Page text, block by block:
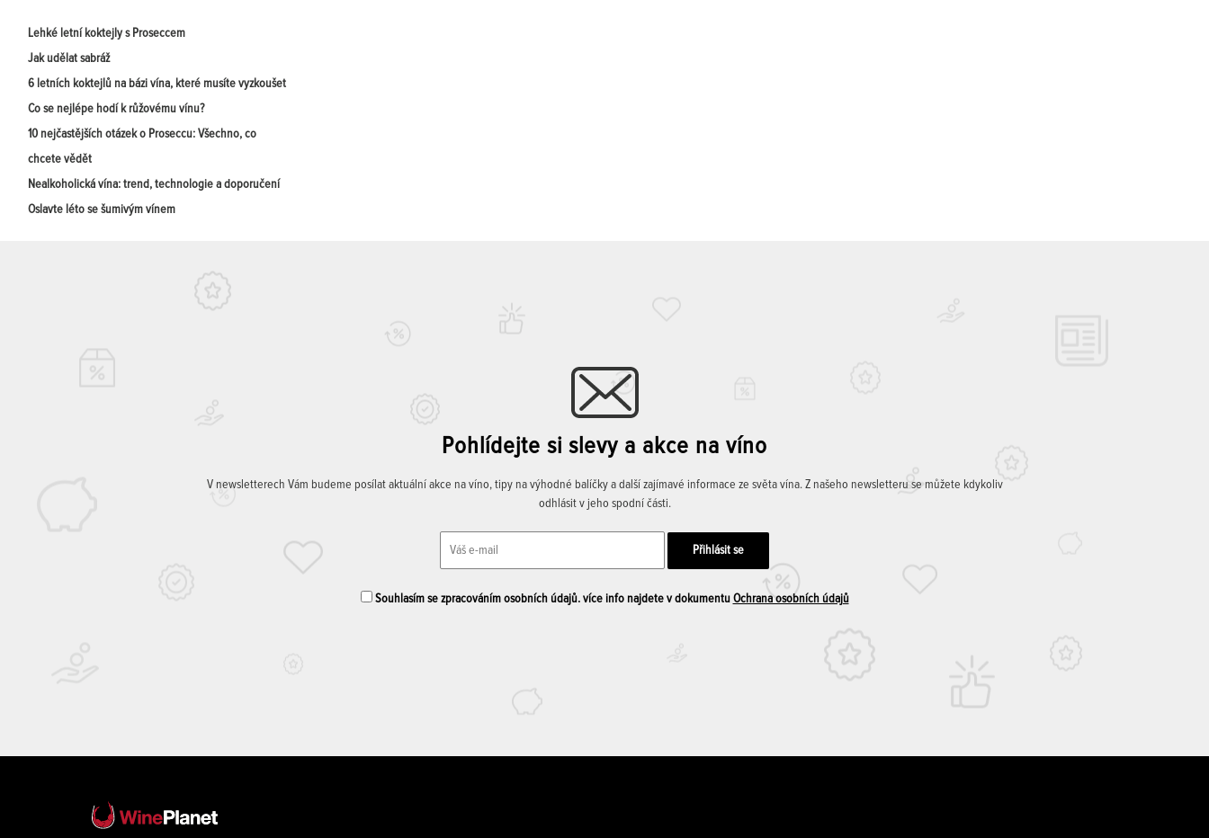
Lehké letní koktejly s Proseccem
Jak udělat sabráž
6 letních koktejlů na bázi vína, které musíte vyzkoušet
Co se nejlépe hodí k růžovému vínu?
10 nejčastějších otázek o Proseccu: Všechno, co
chcete vědět
Nealkoholická vína: trend, technologie a doporučení
Oslavte léto se šumivým vínem
Pohlídejte si slevy a akce na víno
V newsletterech Vám budeme posílat aktuální akce na víno, tipy na výhodné balíčky a další zajímavé informace ze světa vína. Z našeho newsletteru se můžete kdykoliv
odhlásit v jeho spodní části.
Souhlasím se zpracováním osobních údajů. více info najdete v dokumentu Ochrana osobních údajů